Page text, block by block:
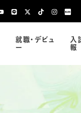
就職・デビュ
ー
入
報